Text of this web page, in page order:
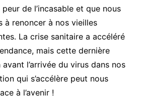
de l’incasable et que nous
à renoncer à nos vieilles
La crise sanitaire a accéléré
mais cette dernière
l’arrivée du virus dans nos
qui s’accélère peut nous
à l’avenir !